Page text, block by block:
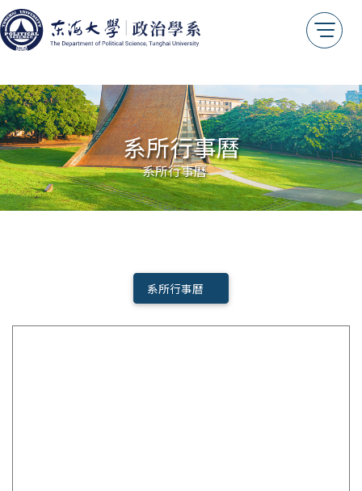
系主任的話
教育目標
核心素養
系徽識別
交通位置
系友情報
系所行事曆
系所行事曆
系所行事曆